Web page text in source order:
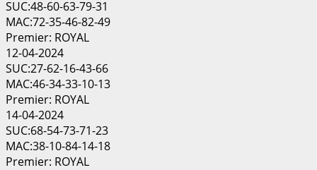
SUC:48-60-63-79-31
MAC:72-35-46-82-49
Premier: ROYAL
12-04-2024
SUC:27-62-16-43-66
MAC:46-34-33-10-13
Premier: ROYAL
14-04-2024
SUC:68-54-73-71-23
MAC:38-10-84-14-18
Premier: ROYAL